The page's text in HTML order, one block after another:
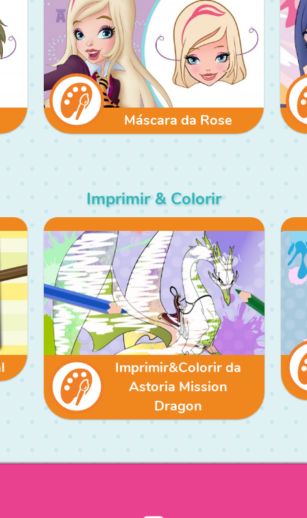
Máscara da Rose
Imprimir & Colorir
Imprimir&Colorir da
Astoria Mission
Dragon